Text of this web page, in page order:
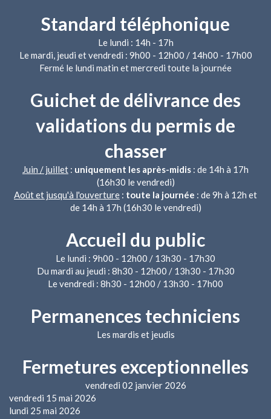
Standard téléphonique
Le lundi : 14h - 17h
Le mardi, jeudi et vendredi : 9h00 - 12h00 / 14h00 - 17h00
Fermé le lundi matin et mercredi toute la journée
Guichet de délivrance des
validations du permis de
chasser
Juin / juillet : uniquement les après-midis : de 14h à 17h
(16h30 le vendredi)
Août et jusqu'à l'ouverture : toute la journée : de 9h à 12h et
de 14h à 17h (16h30 le vendredi)
Accueil du public
Le lundi : 9h00 - 12h00 / 13h30 - 17h30
Du mardi au jeudi : 8h30 - 12h00 / 13h30 - 17h30
Le vendredi : 8h30 - 12h00 / 13h30 - 17h00
Permanences techniciens
Les mardis et jeudis
Fermetures exceptionnelles
vendredi 02 janvier 2026
vendredi 15 mai 2026
lundi 25 mai 2026